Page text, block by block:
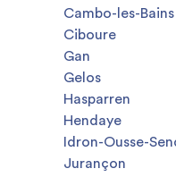
Cambo-les-Bains
Ciboure
Gan
Gelos
Hasparren
Hendaye
Idron-Ousse-
Jurançon